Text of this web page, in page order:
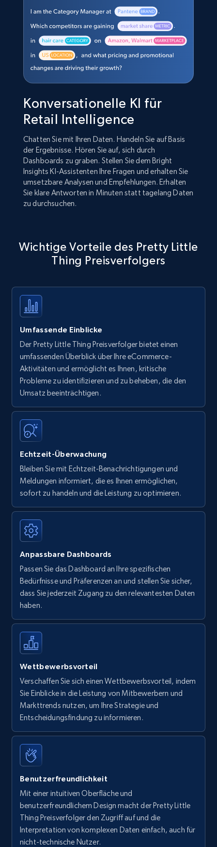
Konversationelle KI für
Retail Intelligence
Chatten Sie mit Ihren Daten. Handeln Sie auf Basis
der Ergebnisse. Hören Sie auf, sich durch
Dashboards zu graben. Stellen Sie dem Bright
Insights KI-Assistenten Ihre Fragen und erhalten Sie
umsetzbare Analysen und Empfehlungen. Erhalten
Sie klare Antworten in Minuten statt tagelang Daten
zu durchsuchen.
Wichtige Vorteile des Pretty Little
Thing Preisverfolgers
Umfassende Einblicke
Der Pretty Little Thing Preisverfolger bietet einen
umfassenden Überblick über Ihre eCommerce-
Aktivitäten und ermöglicht es Ihnen, kritische
Probleme zu identifizieren und zu beheben, die den
Umsatz beeinträchtigen.
Echtzeit-Überwachung
Bleiben Sie mit Echtzeit-Benachrichtigungen und
Meldungen informiert, die es Ihnen ermöglichen,
sofort zu handeln und die Leistung zu optimieren.
Anpassbare Dashboards
Passen Sie das Dashboard an Ihre spezifischen
Bedürfnisse und Präferenzen an und stellen Sie sicher,
dass Sie jederzeit Zugang zu den relevantesten Daten
haben.
Wettbewerbsvorteil
Verschaffen Sie sich einen Wettbewerbsvorteil, indem
Sie Einblicke in die Leistung von Mitbewerbern und
Markttrends nutzen, um Ihre Strategie und
Entscheidungsfindung zu informieren.
Benutzerfreundlichkeit
Mit einer intuitiven Oberfläche und
benutzerfreundlichem Design macht der Pretty Little
Thing Preisverfolger den Zugriff auf und die
Interpretation von komplexen Daten einfach, auch für
nicht-technische Nutzer.